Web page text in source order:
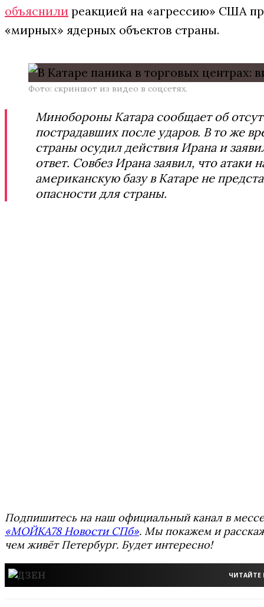
объяснили реакцией на «агрессию» США
«мирных» ядерных объектов страны.
Фото: скриншот из видео в соцсетях.
Минобороны Катара сообщает об
пострадавших после ударов. В то же
страны осудил действия Ирана и
ответ. Совбез Ирана заявил, что атаки
американскую базу в Катаре не
опасности для страны.
Подпишитесь на наш официальный канал в
«МОЙКА78 Новости СПб». Мы покажем и
чем живёт Петербург. Будет интересно!
ЧИТАЙТЕ